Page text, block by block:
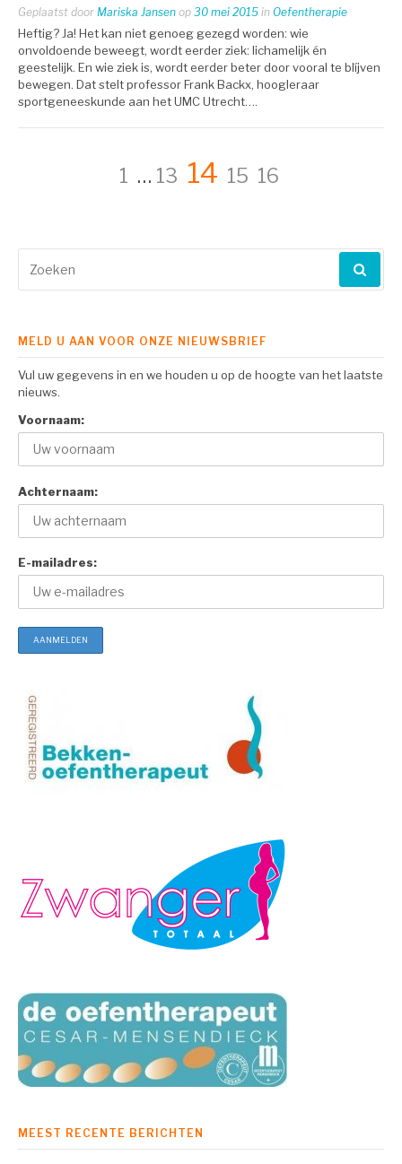
Geplaatst door Mariska Jansen op 30 mei 2015 in Oefentherapie
Heftig? Ja! Het kan niet genoeg gezegd worden: wie
onvoldoende beweegt, wordt eerder ziek: lichamelijk én
geestelijk. En wie ziek is, wordt eerder beter door vooral te blíjven
bewegen. Dat stelt professor Frank Backx, hoogleraar
sportgeneeskunde aan het UMC Utrecht….
Berichtnavigatie
Pagina
1 … Pagina
13 Pagina
14 Pagina
15 Pagina
16
naar:
MELD U AAN VOOR ONZE NIEUWSBRIEF
Vul uw gegevens in en we houden u op de hoogte van het laatste
nieuws.
Voornaam:
Achternaam:
E-mailadres:
MEEST RECENTE BERICHTEN